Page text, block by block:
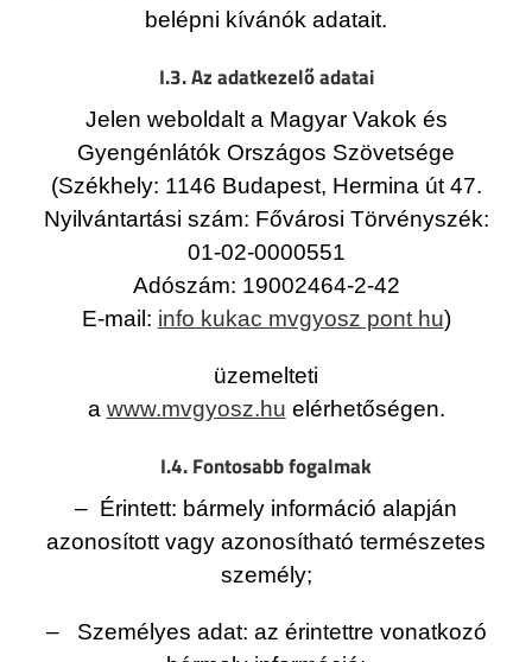
belépni kívánók adatait.
I.3. Az adatkezelő adatai
Jelen weboldalt a Magyar Vakok és
Gyengénlátók Országos Szövetsége
(Székhely: 1146 Budapest, Hermina út 47.
Nyilvántartási szám: Fővárosi Törvényszék:
01-02-0000551
Adószám: 19002464-2-42
E-mail: info kukac mvgyosz pont hu)
üzemelteti
a www.mvgyosz.hu elérhetőségen.
I.4. Fontosabb fogalmak
– Érintett: bármely információ alapján
azonosított vagy azonosítható természetes
személy;
– Személyes adat: az érintettre vonatkozó